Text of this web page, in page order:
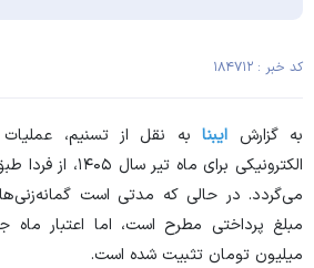
کد خبر : ۱۸۴۷۱۲
به گزارش ایبنابه نقل از تسنیم، عملیات
الکترونیکی برای ماه
می‌گردد. در حالی که مدتی است
مبلغ پرداختی مطرح است، اما اعتبار
میلیون تومان تثبیت شده است.